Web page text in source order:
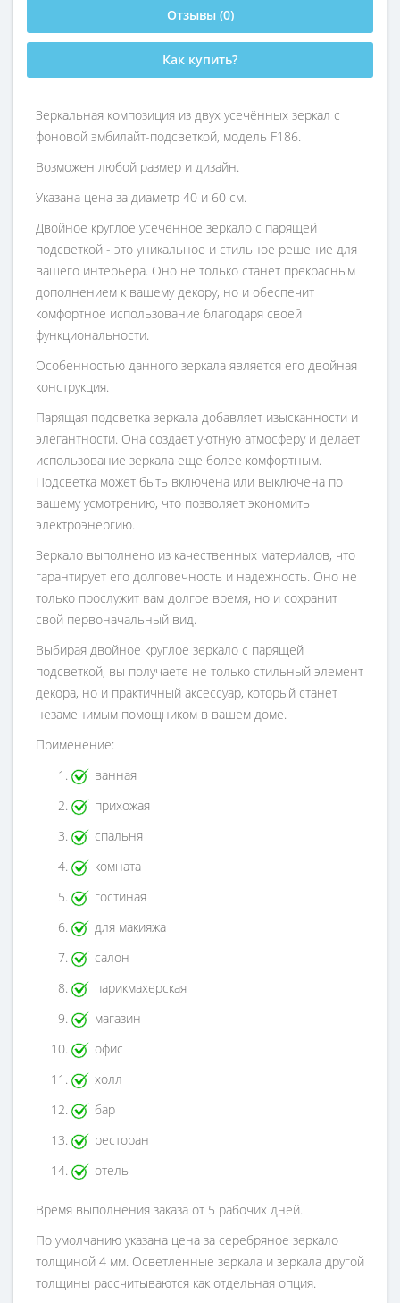
Отзывы (0)
Как купить?
Зеркальная композиция из двух усечённых зеркал с
фоновой эмбилайт-подсветкой, модель F186.
Возможен любой размер и дизайн.
Указана цена за диаметр 40 и 60 см.
Двойное круглое усечённое зеркало с парящей
подсветкой - это уникальное и стильное решение для
вашего интерьера. Оно не только станет прекрасным
дополнением к вашему декору, но и обеспечит
комфортное использование благодаря своей
функциональности.
Особенностью данного зеркала является его двойная
конструкция.
Парящая подсветка зеркала добавляет изысканности и
элегантности. Она создает уютную атмосферу и делает
использование зеркала еще более комфортным.
Подсветка может быть включена или выключена по
вашему усмотрению, что позволяет экономить
электроэнергию.
Зеркало выполнено из качественных материалов, что
гарантирует его долговечность и надежность. Оно не
только прослужит вам долгое время, но и сохранит
свой первоначальный вид.
Выбирая двойное круглое зеркало с парящей
подсветкой, вы получаете не только стильный элемент
декора, но и практичный аксессуар, который станет
незаменимым помощником в вашем доме.
Применение:
ванная
прихожая
спальня
комната
гостиная
для макияжа
салон
парикмахерская
магазин
офис
холл
бар
ресторан
отель
Время выполнения заказа от 5 рабочих дней.
По умолчанию указана цена за серебряное зеркало
толщиной 4 мм. Осветленные зеркала и зеркала другой
толщины рассчитываются как отдельная опция.